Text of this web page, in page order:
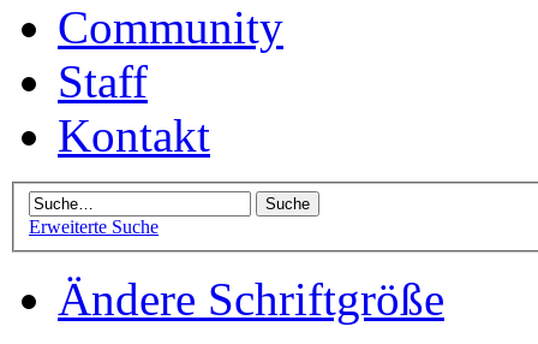
Community
Staff
Kontakt
Erweiterte Suche
Ändere Schriftgröße